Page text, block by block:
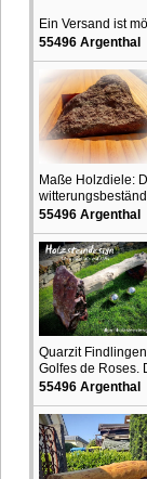
Ein Versand ist
55496 Argenthal
Maße Holzdiele:
55496 Argenthal
Quarzit
Golfes de Roses.
55496 Argenthal